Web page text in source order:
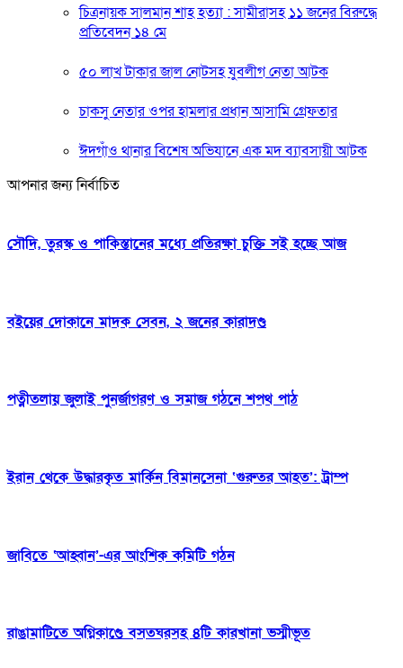
চিত্রনায়ক সালমান শাহ হত্যা : সামীরাসহ ১১ জনের বিরুদ্ধে
প্রতিবেদন ১৪ মে
৫০ লাখ টাকার জাল নোটসহ যুবলীগ নেতা আটক
চাকসু নেতার ওপর হামলার প্রধান আসামি গ্রেফতার
ঈদগাঁও থানার বিশেষ অভিযানে এক মদ ব্যাবসায়ী আটক
আপনার জন্য নির্বাচিত
সৌদি, তুরস্ক ও পাকিস্তানের মধ্যে প্রতিরক্ষা চুক্তি সই হচ্ছে আজ
বইয়ের দোকানে মাদক সেবন, ২ জনের কারাদণ্ড
পত্নীতলায় জুলাই পুনর্জাগরণ ও সমাজ গঠনে শপথ পাঠ
ইরান থেকে উদ্ধারকৃত মার্কিন বিমানসেনা ‘গুরুতর আহত’: ট্রাম্প
জাবিতে ‘আহ্বান’-এর আংশিক কমিটি গঠন
রাঙামাটিতে অগ্নিকাণ্ডে বসতঘরসহ ৪টি কারখানা ভস্মীভূত